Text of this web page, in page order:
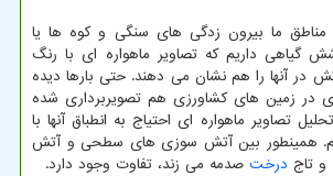
ما بیرون زدگی های سنگی و کوه ها یا
گیاهی داریم که تصاویر ماهواره ای با رنگ
در آنها را هم نشان می دهند. حتی بارها دیده
در زمین های کشاورزی هم تصویربرداری شده
تصاویر ماهواره ای احتیاج به انطباق آنها با
همینطور بین آتش سوزی های سطحی و آتش
و تاج درخت صدمه می زند، تفاوت وجود دارد.